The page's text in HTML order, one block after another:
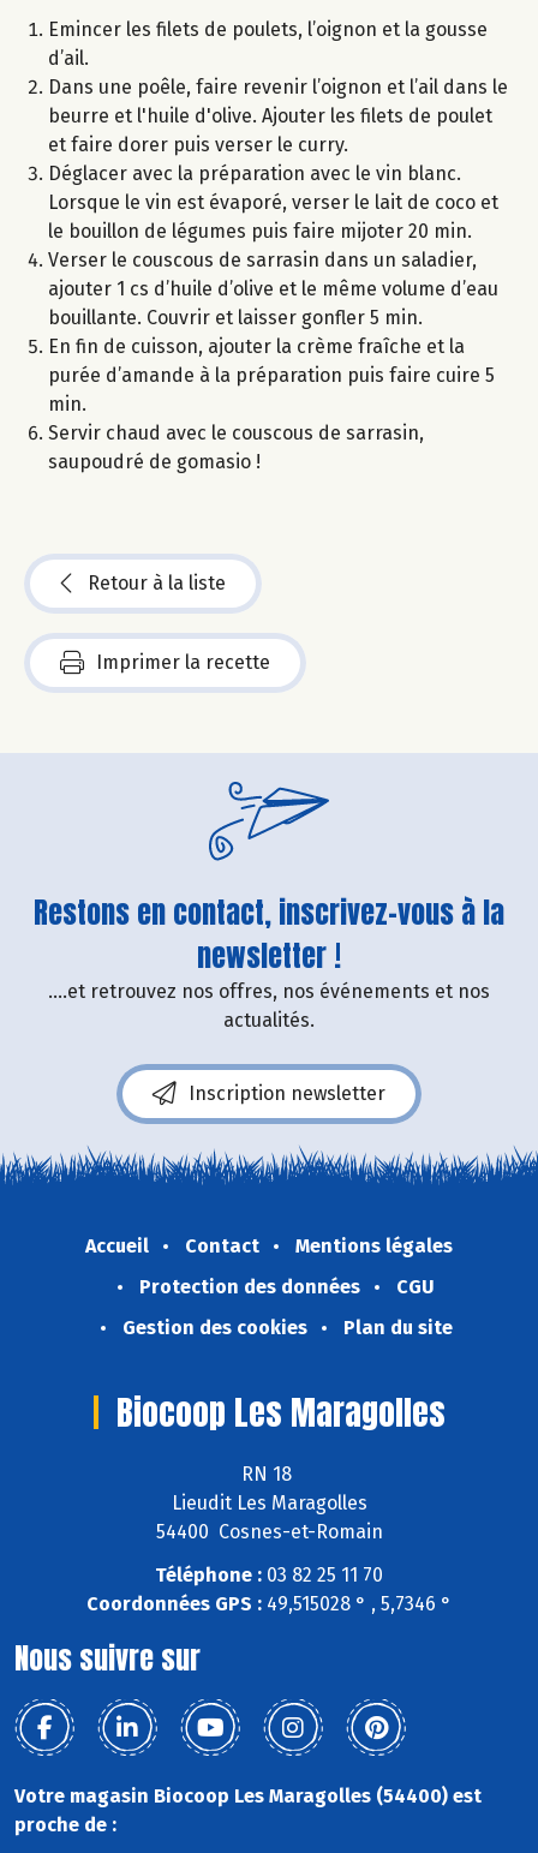
Emincer les filets de poulets, l’oignon et la gousse
d’ail.
Dans une poêle, faire revenir l’oignon et l’ail dans le
beurre et l'huile d'olive. Ajouter les filets de poulet
et faire dorer puis verser le curry.
Déglacer avec la préparation avec le vin blanc.
Lorsque le vin est évaporé, verser le lait de coco et
le bouillon de légumes puis faire mijoter 20 min.
Verser le couscous de sarrasin dans un saladier,
ajouter 1 cs d’huile d’olive et le même volume d’eau
bouillante. Couvrir et laisser gonfler 5 min.
En fin de cuisson, ajouter la crème fraîche et la
purée d’amande à la préparation puis faire cuire 5
min.
Servir chaud avec le couscous de sarrasin,
saupoudré de gomasio !
Retour à la liste
Imprimer la recette
Restons en contact, inscrivez-vous à la
newsletter !
....et retrouvez nos offres, nos événements et nos
actualités.
Inscription newsletter
Accueil Contact
Mentions légales
Protection des données
CGU
Gestion des cookies
Plan du site
Biocoop Les Maragolles
RN 18
Lieudit Les Maragolles
54400 Cosnes-et-Romain
Téléphone : 03 82 25 11 70
Coordonnées GPS : 49,515028 ° , 5,7346 °
Nous suivre sur
Votre magasin Biocoop Les Maragolles (54400) est
proche de :